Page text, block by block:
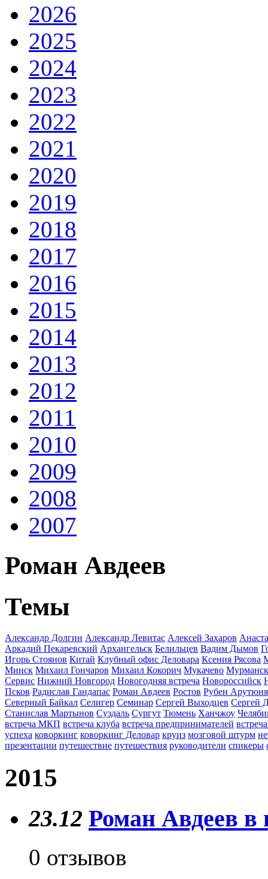
2026
2025
2024
2023
2022
2021
2020
2019
2018
2017
2016
2015
2014
2013
2012
2011
2010
2009
2008
2007
Роман Авдеев
Темы
Александр Долгин Александр Левитас Алексей Захаров
Аркадий Пекаревский Архангельск Белильцев Вадим Дымов
Игорь Стоянов Китай Клубный офис Деловара Ксения Рясова
Минск Михаил Гончаров Михаил Кокорич Мукачево Мурманск
Сервис Нижний Новгород Новогодняя встреча Новороссийск
Псков Радислав Гандапас Роман Авдеев Ростов Рубен
Северный Байкал Селигер Семинар Сергей Выходцев Сергей
Станислав Мартынов Суздаль Сургут Тюмень Ханчжоу
встреча МКП встреча клуба встреча предпринимателей
успеха коворкинг коворкинг Деловар круиз мозговой штурм
презентации путешествие путешествия руководители спикеры
2015
23.12 Роман Авдеев в
0 отзывов